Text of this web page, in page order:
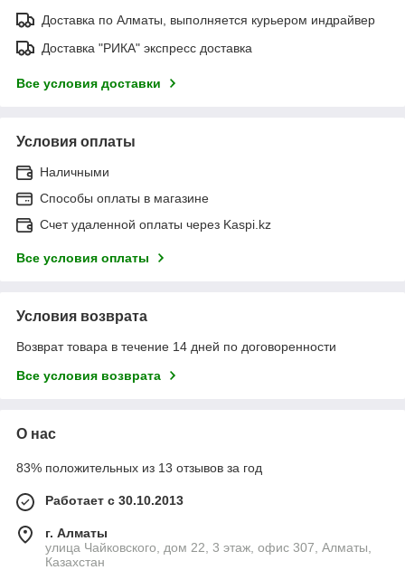
Доставка по Алматы, выполняется курьером индрайвер
Доставка "РИКА" экспресс доставка
Все условия доставки
Условия оплаты
Наличными
Способы оплаты в магазине
Счет удаленной оплаты через Kaspi.kz
Все условия оплаты
Условия возврата
Возврат товара в течение 14 дней по договоренности
Все условия возврата
О нас
83% положительных из 13 отзывов за год
Работает с 30.10.2013
г. Алматы
улица Чайковского, дом 22, 3 этаж, офис 307, Алматы,
Казахстан